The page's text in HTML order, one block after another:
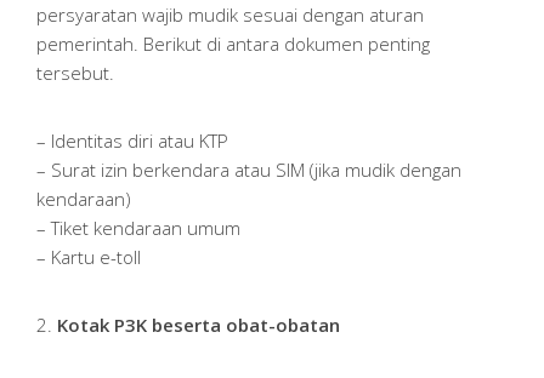
persyaratan wajib mudik sesuai dengan aturan
pemerintah. Berikut di antara dokumen penting
tersebut.
– Identitas diri atau KTP
– Surat izin berkendara atau SIM (jika mudik dengan
kendaraan)
– Tiket kendaraan umum
– Kartu e-toll
2. Kotak P3K beserta obat-obatan